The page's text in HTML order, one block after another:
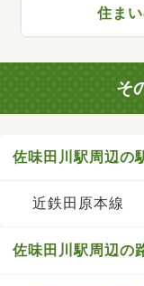
住ま
そ
佐味田川駅周辺の
近鉄田原本線
佐味田川駅周辺の